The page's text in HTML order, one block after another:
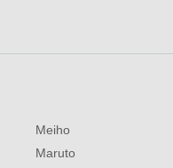
Meiho
Maruto